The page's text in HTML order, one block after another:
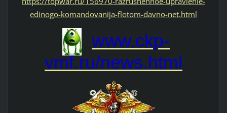
edinogo-komandovanija-flotom-davno-net.html
www.ckp-
vmf.ru/news.html